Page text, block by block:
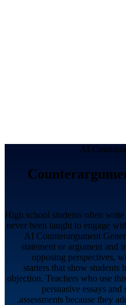
AI
High school students often write
never been taught to engage
AI Counterargument
statement or argument and
opposing perspectives,
starters that show students
objection. Teachers who use
persuasive essays
assessments because they